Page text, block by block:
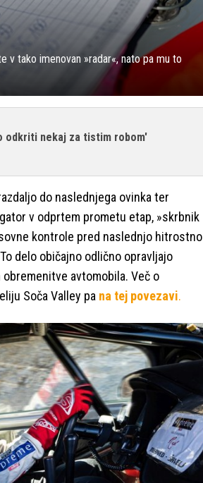
tako imenovan »radar«, nato pa mu to
odkriti nekaj za tistim robom'
do naslednjega ovinka ter
v odprtem prometu etap, »skrbnik
kontrole pred naslednjo hitrostno
delo običajno odlično opravljajo
avtomobila. Več o
Soča Valley pa na tej povezavi.